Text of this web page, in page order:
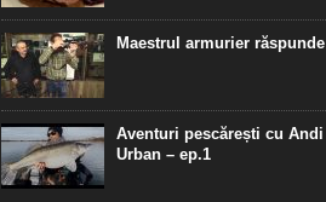
Maestrul armurier răspunde
Aventuri pescărești cu Andi
Urban – ep.1